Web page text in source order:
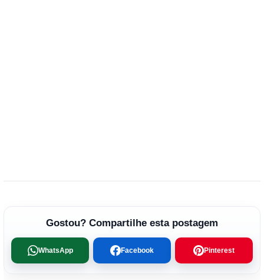
Gostou? Compartilhe esta postagem
WhatsApp Facebook Pinterest